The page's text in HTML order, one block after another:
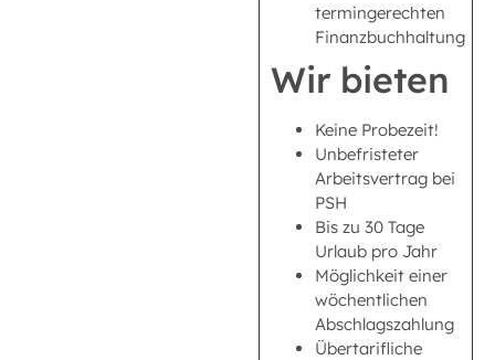
termingerechten
Finanzbuchhaltung
Wir bieten
Keine Probezeit!
Unbefristeter
Arbeitsvertrag bei
PSH
Bis zu 30 Tage
Urlaub pro Jahr
Möglichkeit einer
wöchentlichen
Abschlagszahlung
Übertarifliche